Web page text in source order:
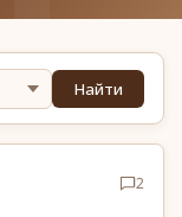
Найти
2